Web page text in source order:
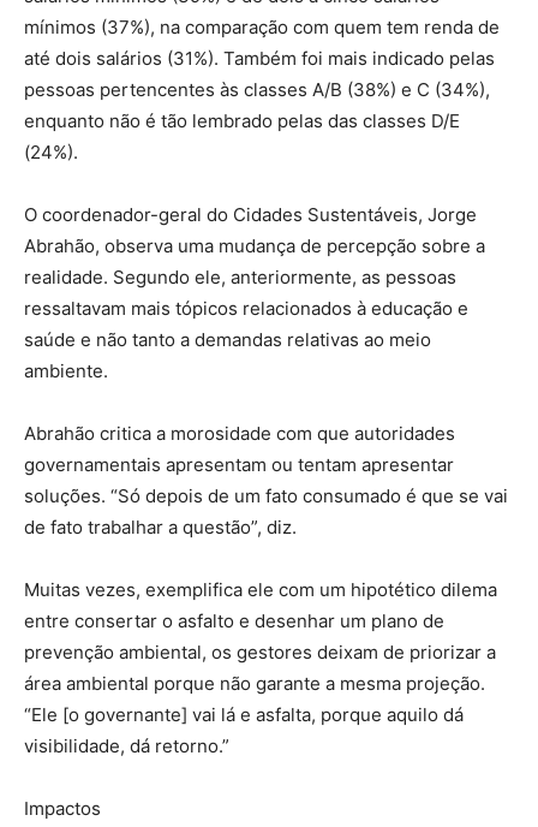
mínimos (37%), na comparação com quem tem renda de
até dois salários (31%). Também foi mais indicado pelas
pessoas pertencentes às classes A/B (38%) e C (34%),
enquanto não é tão lembrado pelas das classes D/E
(24%).
O coordenador-geral do Cidades Sustentáveis, Jorge
Abrahão, observa uma mudança de percepção sobre a
realidade. Segundo ele, anteriormente, as pessoas
ressaltavam mais tópicos relacionados à educação e
saúde e não tanto a demandas relativas ao meio
ambiente.
Abrahão critica a morosidade com que autoridades
governamentais apresentam ou tentam apresentar
soluções. “Só depois de um fato consumado é que se vai
de fato trabalhar a questão”, diz.
Muitas vezes, exemplifica ele com um hipotético dilema
entre consertar o asfalto e desenhar um plano de
prevenção ambiental, os gestores deixam de priorizar a
área ambiental porque não garante a mesma projeção.
“Ele [o governante] vai lá e asfalta, porque aquilo dá
visibilidade, dá retorno.”
Impactos